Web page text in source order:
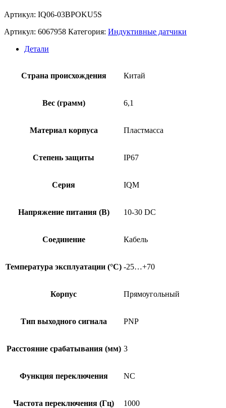
Артикул: IQ06-03BPOKU5S
Артикул: 6067958 Категория: Индуктивные датчики
Детали
Страна происхождения Китай
Вес (грамм) 6,1
Материал корпуса Пластмасса
Степень защиты IP67
Серия IQM
Напряжение питания (В) 10-30 DC
Соединение Кабель
Температура эксплуатации (°C) -25…+70
Корпус Прямоугольный
Тип выходного сигнала PNP
Расстояние срабатывания (мм) 3
Функция переключения NC
Частота переключения (Гц) 1000